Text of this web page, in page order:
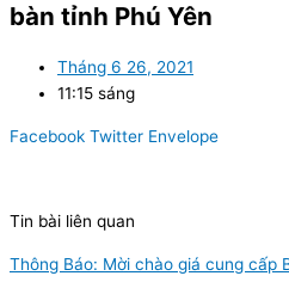
bàn tỉnh Phú Yên
Tháng 6 26, 2021
11:15 sáng
Facebook Twitter Envelope
Tin bài liên quan
Thông Báo: Mời chào giá cung cấp